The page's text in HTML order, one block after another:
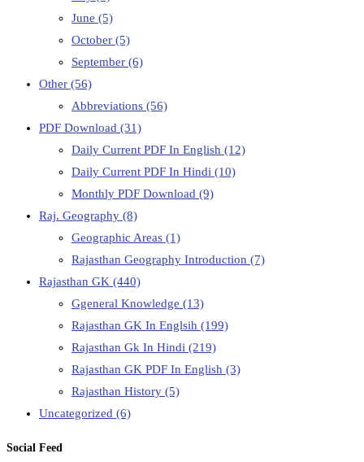
June (5)
October (5)
September (6)
Other (56)
Abbreviations (56)
PDF Download (31)
Daily Current PDF In English (12)
Daily Current PDF In Hindi (10)
Monthly PDF Download (9)
Raj. Geography (8)
Geographic Areas (1)
Rajasthan Geography Introduction (7)
Rajasthan GK (440)
Ggeneral Knowledge (13)
Rajasthan GK In Englsih (199)
Rajasthan Gk In Hindi (219)
Rajasthan GK PDF In English (3)
Rajasthan History (5)
Uncategorized (6)
Social Feed